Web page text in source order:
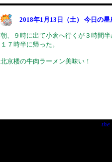
2018年1月13日（土） 今日の
朝、９時に出て小倉へ行くが３時間
１７時半に帰った。
北京楼の牛肉ラーメン美味い！
the